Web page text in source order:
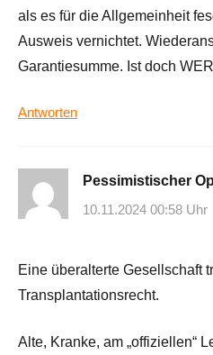
als es für die Allgemeinheit
Ausweis vernichtet.
Garantiesumme. Ist doch
Antworten
Pessimistischer
10.11.2024 00:58 Uhr
Eine überalterte Gesellschaft
Transplantationsrecht.
Alte, Kranke, am „offiziellen“